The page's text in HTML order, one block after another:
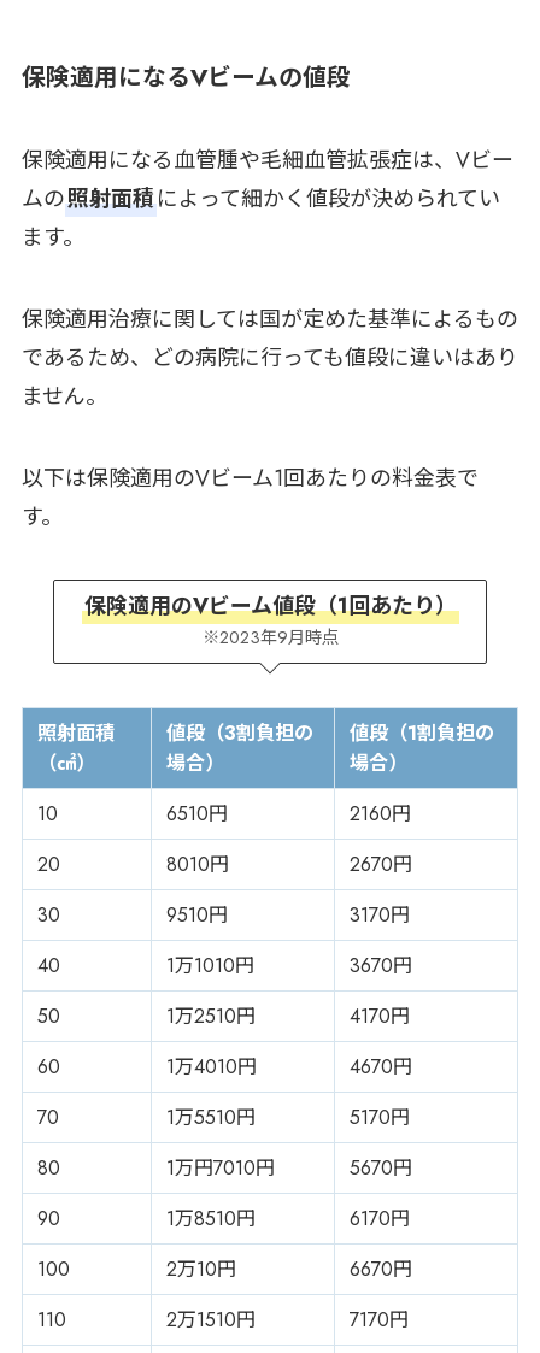
保険適用になるVビームの値段
保険適用になる血管腫や毛細血管拡張症は、Vビー
ムの照射面積によって細かく値段が決められてい
ます。
保険適用治療に関しては国が定めた基準によるもの
であるため、どの病院に行っても値段に違いはあり
ません。
以下は保険適用のVビーム1回あたりの料金表で
す。
保険適用のVビーム値段（1回あたり）
※2023年9月時点
照射面積
（㎠）
値段（3割負担の
場合）
値段（1割負担の
場合）
10
6510円
2160円
20
8010円
2670円
30
9510円
3170円
40
1万1010円
3670円
50
1万2510円
4170円
60
1万4010円
4670円
70
1万5510円
5170円
80
1万円7010円
5670円
90
1万8510円
6170円
100
2万10円
6670円
110
2万1510円
7170円